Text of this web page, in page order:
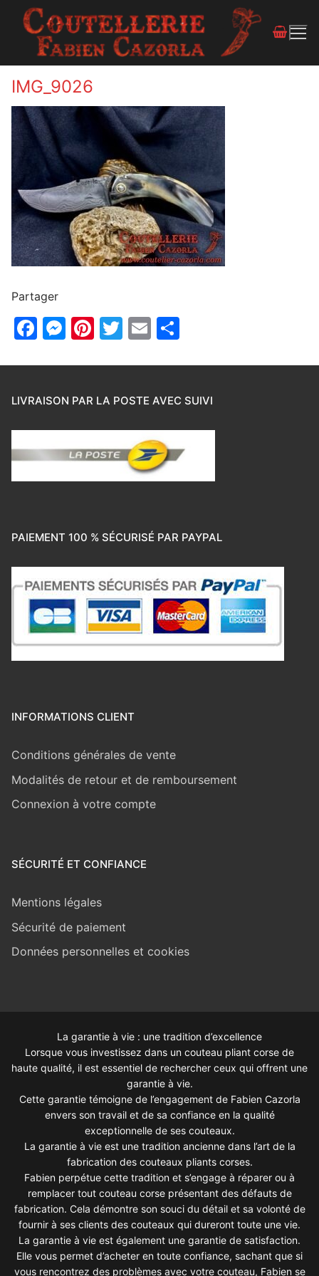
IMG_9026
Partager
Facebook
Messenger
Pinterest
Twitter
Email
LIVRAISON PAR LA POSTE AVEC SUIVI
PAIEMENT 100 % SÉCURISÉ PAR PAYPAL
INFORMATIONS CLIENT
Conditions générales de vente
Modalités de retour et de remboursement
Connexion à votre compte
SÉCURITÉ ET CONFIANCE
Mentions légales
Sécurité de paiement
Données personnelles et cookies
La garantie à vie : une tradition d’excellence
Lorsque vous investissez dans un couteau pliant corse de
haute qualité, il est essentiel de rechercher ceux qui offrent une
garantie à vie.
Cette garantie témoigne de l’engagement de Fabien Cazorla
envers son travail et de sa confiance en la qualité
exceptionnelle de ses couteaux.
La garantie à vie est une tradition ancienne dans l’art de la
fabrication des couteaux pliants corses.
Fabien perpétue cette tradition et s’engage à réparer ou à
remplacer tout couteau corse présentant des défauts de
fabrication. Cela démontre son souci du détail et sa volonté de
fournir à ses clients des couteaux qui dureront toute une vie.
La garantie à vie est également une garantie de satisfaction.
Elle vous permet d’acheter en toute confiance, sachant que si
vous rencontrez des problèmes avec votre couteau, Fabien se